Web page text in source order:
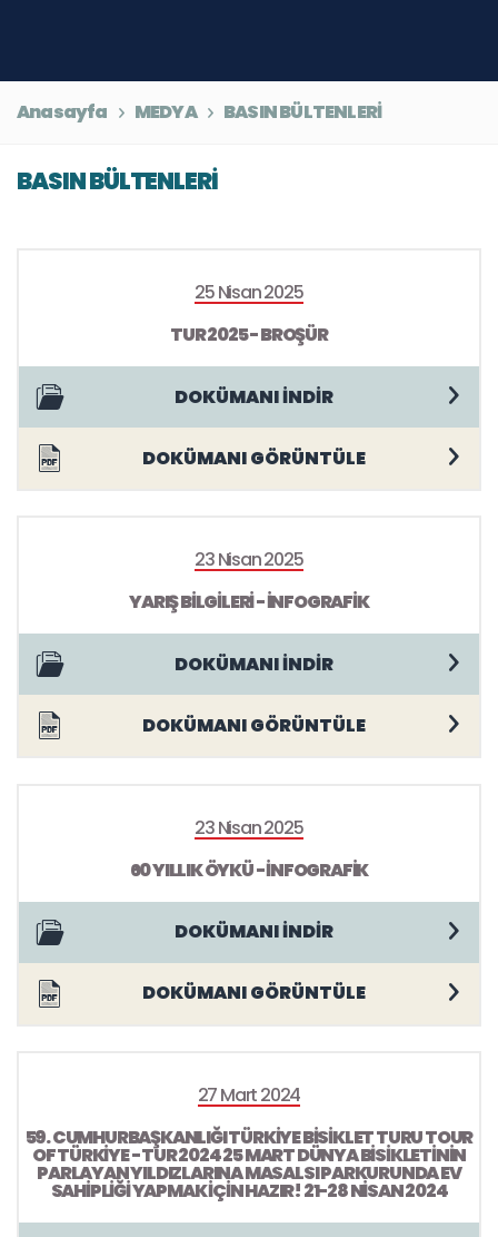
Anasayfa MEDYA BASIN BÜLTENLERİ
BASIN BÜLTENLERİ
25 Nisan 2025
TUR 2025 - BROŞÜR
DOKÜMANI İNDİR
DOKÜMANI GÖRÜNTÜLE
23 Nisan 2025
YARIŞ BİLGİLERİ - İNFOGRAFİK
DOKÜMANI İNDİR
DOKÜMANI GÖRÜNTÜLE
23 Nisan 2025
60 YILLIK ÖYKÜ - İNFOGRAFİK
DOKÜMANI İNDİR
DOKÜMANI GÖRÜNTÜLE
27 Mart 2024
59. CUMHURBAŞKANLIĞI TÜRKİYE BİSİKLET TURU TOUR
OF TÜRKİYE - TUR 2024 25 MART DÜNYA BİSİKLETİNİN
PARLAYAN YILDIZLARINA MASALSI PARKURUNDA EV
SAHİPLİĞİ YAPMAK İÇİN HAZIR! 21-28 NİSAN 2024